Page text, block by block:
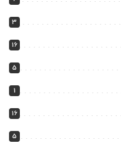
3
16
5
1
16
5